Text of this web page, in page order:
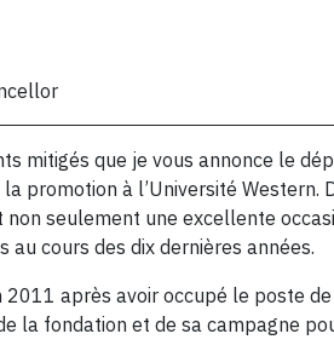
mitigés que je vous annonce le
promotion à l’Université
non seulement une excellente
au cours des dix dernières années.
après avoir occupé le poste
la fondation et de sa campagne